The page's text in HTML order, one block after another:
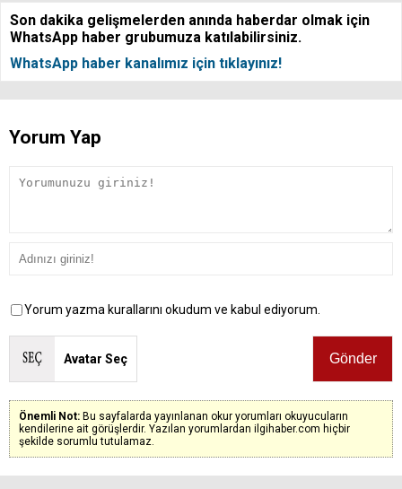
Son dakika gelişmelerden anında haberdar olmak için
WhatsApp haber grubumuza katılabilirsiniz.
WhatsApp haber kanalımız için tıklayınız!
Yorum Yap
Yorum yazma kurallarını okudum ve kabul ediyorum.
Avatar Seç
Önemli Not: Bu sayfalarda yayınlanan okur yorumları okuyucuların
kendilerine ait görüşlerdir. Yazılan yorumlardan ilgihaber.com hiçbir
şekilde sorumlu tutulamaz.